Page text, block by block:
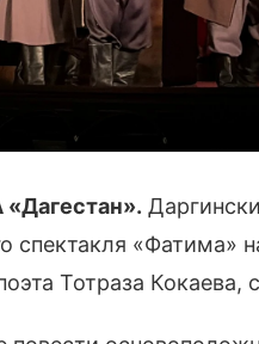
спектакля «Фатима»
Тотраза